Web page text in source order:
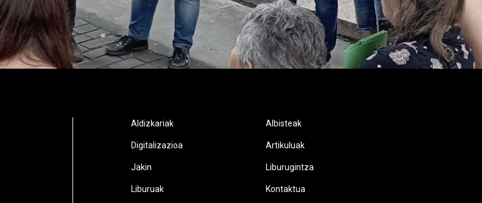
Aldizkariak
Digitalizazioa
Jakin
Liburuak
Albisteak
Artikuluak
Liburugintza
Kontaktua